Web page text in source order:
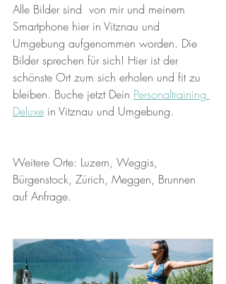
Alle Bilder sind  von mir und meinem
Smartphone hier in Vitznau und
Umgebung aufgenommen worden. Die
Bilder sprechen für sich! Hier ist der
schönste Ort zum sich erholen und fit zu
bleiben. Buche jetzt Dein Personaltraining
Deluxe in Vitznau und Umgebung.
Weitere Orte: Luzern, Weggis,
Bürgenstock, Zürich, Meggen, Brunnen
auf Anfrage.